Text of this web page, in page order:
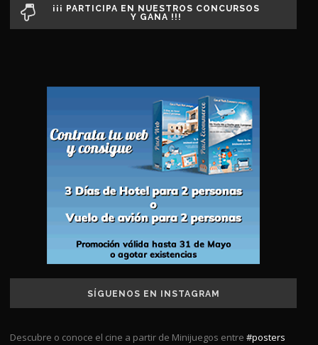
¡¡¡ PARTICIPA EN NUESTROS CONCURSOS
Y GANA !!!
SÍGUENOS EN INSTAGRAM
Descubre o conoce el cine a partir de Minijuegos entre #posters